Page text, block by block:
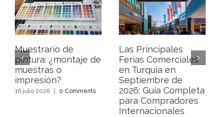
Muestrario de
pintura: ¿montaje de
muestras o
impresión?
16 julio 2026 0 Comments
Las Principales
Ferias Comerciales
en Turquía en
Septiembre de
2026: Guía Completa
para Compradores
Internacionales